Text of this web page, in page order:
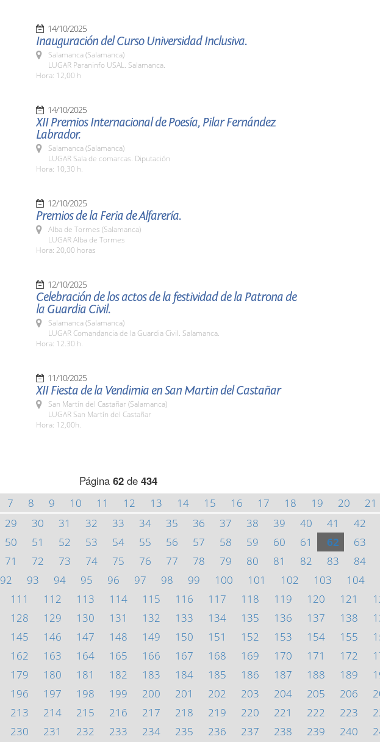
14/10/2025
Inauguración del Curso Universidad Inclusiva.
Salamanca (Salamanca)
LUGAR Paraninfo USAL. Salamanca.
Hora: 12,00 h
14/10/2025
XII Premios Internacional de Poesía, Pilar Fernández
Labrador.
Salamanca (Salamanca)
LUGAR Sala de comarcas. Diputación
Hora: 10,30 h.
12/10/2025
Premios de la Feria de Alfarería.
Alba de Tormes (Salamanca)
LUGAR Alba de Tormes
Hora: 20,00 horas
12/10/2025
Celebración de los actos de la festividad de la Patrona de
la Guardia Civil.
Salamanca (Salamanca)
LUGAR Comandancia de la Guardia Civil. Salamanca.
Hora: 12.30 h.
11/10/2025
XII Fiesta de la Vendimia en San Martin del Castañar
San Martín del Castañar (Salamanca)
LUGAR San Martín del Castañar
Hora: 12,00h.
Página 62 de 434
7 8 9 10 11 12 13 14 15 16 17 18 19 20 21
29 30 31 32 33 34 35 36 37 38 39 40 41 42
50 51 52 53 54 55 56 57 58 59 60 61 62 63
71 72 73 74 75 76 77 78 79 80 81 82 83 84
92 93 94 95 96 97 98 99 100 101 102 103 104
111 112 113 114 115 116 117 118 119 120 121
128 129 130 131 132 133 134 135 136 137 138
145 146 147 148 149 150 151 152 153 154 155
162 163 164 165 166 167 168 169 170 171 172
179 180 181 182 183 184 185 186 187 188 189
196 197 198 199 200 201 202 203 204 205 206
213 214 215 216 217 218 219 220 221 222 223
230 231 232 233 234 235 236 237 238 239 240